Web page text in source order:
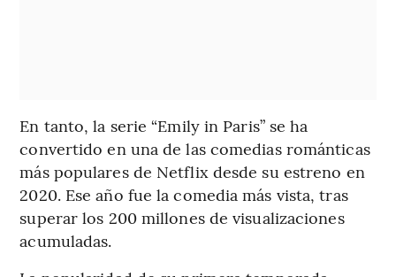
En tanto, la serie “Emily in Paris” se ha
convertido en una de las comedias románticas
más populares de Netflix desde su estreno en
2020. Ese año fue la comedia más vista, tras
superar los 200 millones de visualizaciones
acumuladas.